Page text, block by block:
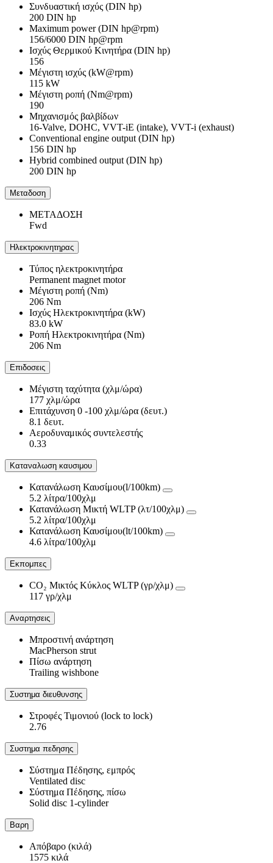
Συνδυαστική ισχύς (DIN hp)
200 DIN hp
Maximum power (DIN hp@rpm)
156/6000 DIN hp@rpm
Ισχύς Θερμικού Κινητήρα (DIN hp)
156
Μέγιστη ισχύς (kW@rpm)
115 kW
Μέγιστη ροπή (Nm@rpm)
190
Μηχανισμός βαλβίδων
16-Valve, DOHC, VVT-iE (intake), VVT-i (exhaust)
Conventional engine output (DIN hp)
156 DIN hp
Hybrid combined output (DIN hp)
200 DIN hp
Μεταδοση
ΜΕΤΑΔΟΣΗ
Fwd
Ηλεκτροκινητηρας
Τύπος ηλεκτροκινητήρα
Permanent magnet motor
Μέγιστη ροπή (Nm)
206 Nm
Ισχύς Ηλεκτροκινητήρα (kW)
83.0 kW
Ροπή Ηλεκτροκινητήρα (Nm)
206 Nm
Επιδοσεις
Μέγιστη ταχύτητα (χλμ/ώρα)
177 χλμ/ώρα
Επιτάχυνση 0 -100 χλμ/ώρα (δευτ.)
8.1 δευτ.
Αεροδυναμικός συντελεστής
0.33
Καταναλωση καυσιμου
Κατανάλωση Καυσίμου(l/100km)
5.2 λίτρα/100χλμ
Κατανάλωση Μικτή WLTP (λτ/100χλμ)
5.2 λίτρα/100χλμ
Κατανάλωση Καυσίμου(lt/100km)
4.6 λίτρα/100χλμ
Εκπομπες
CO₂ Μικτός Κύκλος WLTP (γρ/χλμ)
117 γρ/χλμ
Αναρτησεις
Μπροστινή ανάρτηση
MacPherson strut
Πίσω ανάρτηση
Trailing wishbone
Συστημα διευθυνσης
Στροφές Τιμονιού (lock to lock)
2.76
Συστημα πεδησης
Σύστημα Πέδησης, εμπρός
Ventilated disc
Σύστημα Πέδησης, πίσω
Solid disc 1-cylinder
Βαρη
Απόβαρο (κιλά)
1575 κιλά